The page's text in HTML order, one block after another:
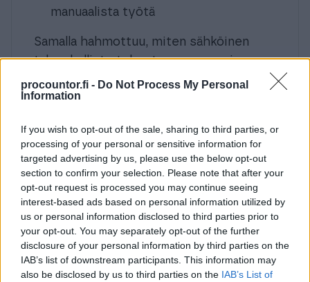
procountor.fi - Do Not Process My Personal
Information
If you wish to opt-out of the sale, sharing to third parties, or
processing of your personal or sensitive information for
targeted advertising by us, please use the below opt-out
section to confirm your selection. Please note that after your
opt-out request is processed you may continue seeing
interest-based ads based on personal information utilized by
us or personal information disclosed to third parties prior to
your opt-out. You may separately opt-out of the further
disclosure of your personal information by third parties on the
IAB’s list of downstream participants. This information may
also be disclosed by us to third parties on the IAB’s List of
manuaalista työtä
Samalla hahmottuu, miten sähköinen
taloushallinto tehostaa prosesseja,
yhtenäistää toimintatapoja ja parantaa
tiedonkulkua seuran, joukkueiden ja
Puhujat
Petteri Kleemola, Finaxa
Pirjo Jartti,konsultti
Webinaari sopii erityisesti
urheiluseurojen taloushallinnon
kehittämisestä vastaaville, kuten